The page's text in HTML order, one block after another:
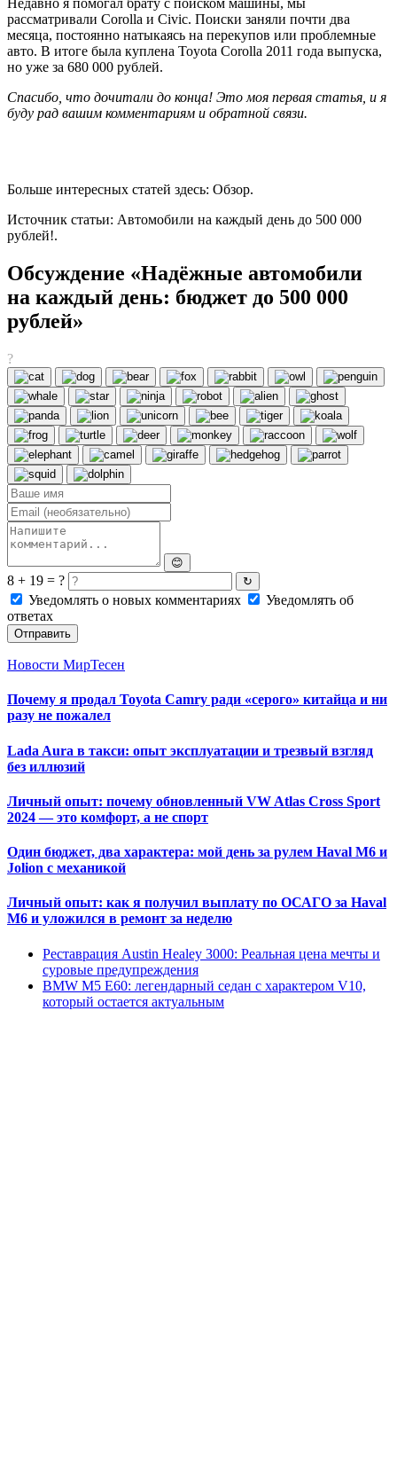
Недавно я помогал брату с поиском машины, мы
рассматривали Corolla и Civic. Поиски заняли почти два
месяца, постоянно натыкаясь на перекупов или проблемные
авто. В итоге была куплена Toyota Corolla 2011 года выпуска,
но уже за 680 000 рублей.
Спасибо, что дочитали до конца! Это моя первая статья, и я
буду рад вашим комментариям и обратной связи.
Больше интересных статей здесь: Обзор.
Источник статьи: Автомобили на каждый день до 500 000
рублей!.
Обсуждение «Надёжные автомобили
на каждый день: бюджет до 500 000
рублей»
?
😊
8 + 19 = ? ↻
Уведомлять о новых комментариях
Уведомлять об
ответах
Отправить
Новости МирТесен
Почему я продал Toyota Camry ради «серого» китайца и ни
разу не пожалел
Lada Aura в такси: опыт эксплуатации и трезвый взгляд
без иллюзий
Личный опыт: почему обновленный VW Atlas Cross Sport
2024 — это комфорт, а не спорт
Один бюджет, два характера: мой день за рулем Haval M6 и
Jolion с механикой
Личный опыт: как я получил выплату по ОСАГО за Haval
M6 и уложился в ремонт за неделю
Реставрация Austin Healey 3000: Реальная цена мечты и
суровые предупреждения
BMW M5 E60: легендарный седан с характером V10,
который остается актуальным